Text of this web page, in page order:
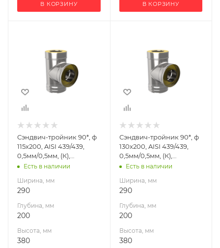
В КОРЗИНУ В КОРЗИНУ
Глубина, мм
Высота, мм
380
Материал
Нержавеющая
сталь
Производитель
УМК
Сэндвич-тройник 90*, ф
115х200, AISI 439/439,
0,5мм/0,5мм, (К),
h=380мм
Есть в наличии
Ширина, мм
290
Глубина, мм
200
Высота, мм
380
Глубина, мм
Высота, мм
380
Материал
Нержавеющая
сталь
Производитель
УМК
Сэндвич-тройник 90*, ф
130х200, AISI 439/439,
0,5мм/0,5мм, (К),
h=380мм
Есть в наличии
Ширина, мм
290
Глубина, мм
200
Высота, мм
380